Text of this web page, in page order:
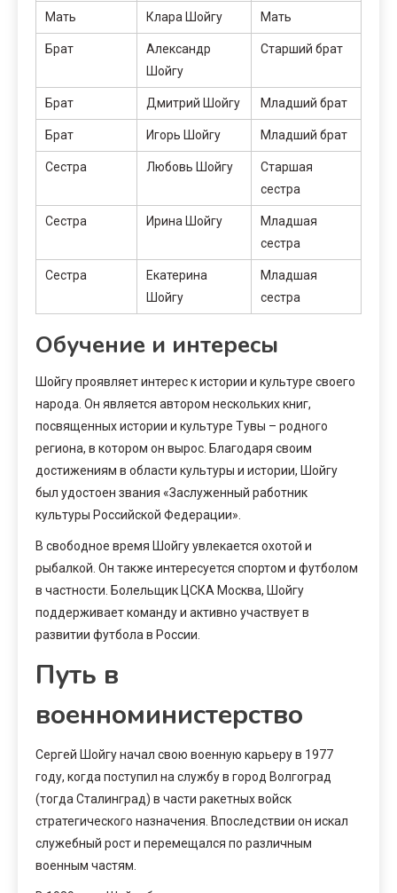
Мать Клара Шойгу Мать
Брат
Александр
Шойгу
Старший брат
Брат Дмитрий Шойгу Младший брат
Брат Игорь Шойгу Младший брат
Сестра Любовь Шойгу
Старшая
сестра
Сестра Ирина Шойгу
Младшая
сестра
Сестра
Екатерина
Шойгу
Младшая
сестра
Обучение и интересы
Шойгу проявляет интерес к истории и культуре своего
народа. Он является автором нескольких книг,
посвященных истории и культуре Тувы – родного
региона, в котором он вырос. Благодаря своим
достижениям в области культуры и истории, Шойгу
был удостоен звания «Заслуженный работник
культуры Российской Федерации».
В свободное время Шойгу увлекается охотой и
рыбалкой. Он также интересуется спортом и футболом
в частности. Болельщик ЦСКА Москва, Шойгу
поддерживает команду и активно участвует в
развитии футбола в России.
Путь в
военноминистерство
Сергей Шойгу начал свою военную карьеру в 1977
году, когда поступил на службу в город Волгоград
(тогда Сталинград) в части ракетных войск
стратегического назначения. Впоследствии он искал
служебный рост и перемещался по различным
военным частям.